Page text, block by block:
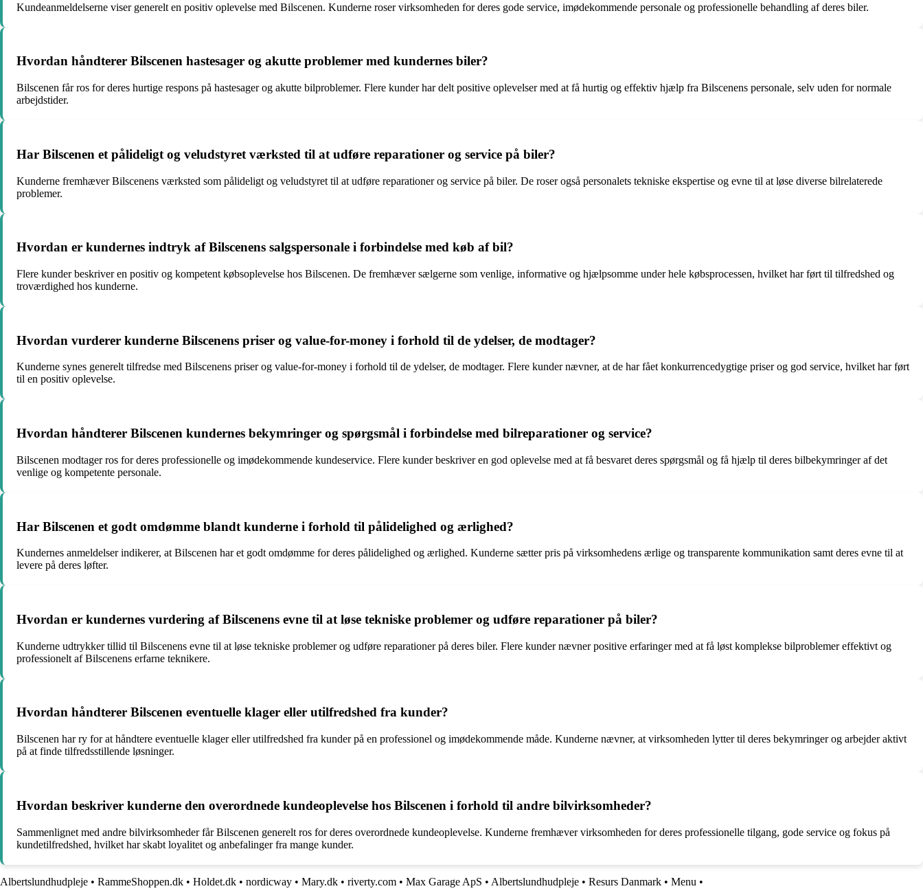
Kundeanmeldelserne viser generelt en positiv oplevelse med Bilscenen. Kunderne roser virksomheden for deres gode service, imødekommende personale og professionelle behandling af deres biler.
Hvordan håndterer Bilscenen hastesager og akutte problemer med kundernes biler?
Bilscenen får ros for deres hurtige respons på hastesager og akutte bilproblemer. Flere kunder har delt positive oplevelser med at få hurtig og effektiv hjælp fra Bilscenens personale, selv uden for normale
arbejdstider.
Har Bilscenen et pålideligt og veludstyret værksted til at udføre reparationer og service på biler?
Kunderne fremhæver Bilscenens værksted som pålideligt og veludstyret til at udføre reparationer og service på biler. De roser også personalets tekniske ekspertise og evne til at løse diverse bilrelaterede
problemer.
Hvordan er kundernes indtryk af Bilscenens salgspersonale i forbindelse med køb af bil?
Flere kunder beskriver en positiv og kompetent købsoplevelse hos Bilscenen. De fremhæver sælgerne som venlige, informative og hjælpsomme under hele købsprocessen, hvilket har ført til tilfredshed og
troværdighed hos kunderne.
Hvordan vurderer kunderne Bilscenens priser og value-for-money i forhold til de ydelser, de modtager?
Kunderne synes generelt tilfredse med Bilscenens priser og value-for-money i forhold til de ydelser, de modtager. Flere kunder nævner, at de har fået konkurrencedygtige priser og god service, hvilket har ført
til en positiv oplevelse.
Hvordan håndterer Bilscenen kundernes bekymringer og spørgsmål i forbindelse med bilreparationer og service?
Bilscenen modtager ros for deres professionelle og imødekommende kundeservice. Flere kunder beskriver en god oplevelse med at få besvaret deres spørgsmål og få hjælp til deres bilbekymringer af det
venlige og kompetente personale.
Har Bilscenen et godt omdømme blandt kunderne i forhold til pålidelighed og ærlighed?
Kundernes anmeldelser indikerer, at Bilscenen har et godt omdømme for deres pålidelighed og ærlighed. Kunderne sætter pris på virksomhedens ærlige og transparente kommunikation samt deres evne til at
levere på deres løfter.
Hvordan er kundernes vurdering af Bilscenens evne til at løse tekniske problemer og udføre reparationer på biler?
Kunderne udtrykker tillid til Bilscenens evne til at løse tekniske problemer og udføre reparationer på deres biler. Flere kunder nævner positive erfaringer med at få løst komplekse bilproblemer effektivt og
professionelt af Bilscenens erfarne teknikere.
Hvordan håndterer Bilscenen eventuelle klager eller utilfredshed fra kunder?
Bilscenen har ry for at håndtere eventuelle klager eller utilfredshed fra kunder på en professionel og imødekommende måde. Kunderne nævner, at virksomheden lytter til deres bekymringer og arbejder aktivt
på at finde tilfredsstillende løsninger.
Hvordan beskriver kunderne den overordnede kundeoplevelse hos Bilscenen i forhold til andre bilvirksomheder?
Sammenlignet med andre bilvirksomheder får Bilscenen generelt ros for deres overordnede kundeoplevelse. Kunderne fremhæver virksomheden for deres professionelle tilgang, gode service og fokus på
kundetilfredshed, hvilket har skabt loyalitet og anbefalinger fra mange kunder.
Albertslundhudpleje • RammeShoppen.dk • Holdet.dk • nordicway • Mary.dk • riverty.com • Max Garage ApS • Albertslundhudpleje • Resurs Danmark • Menu •